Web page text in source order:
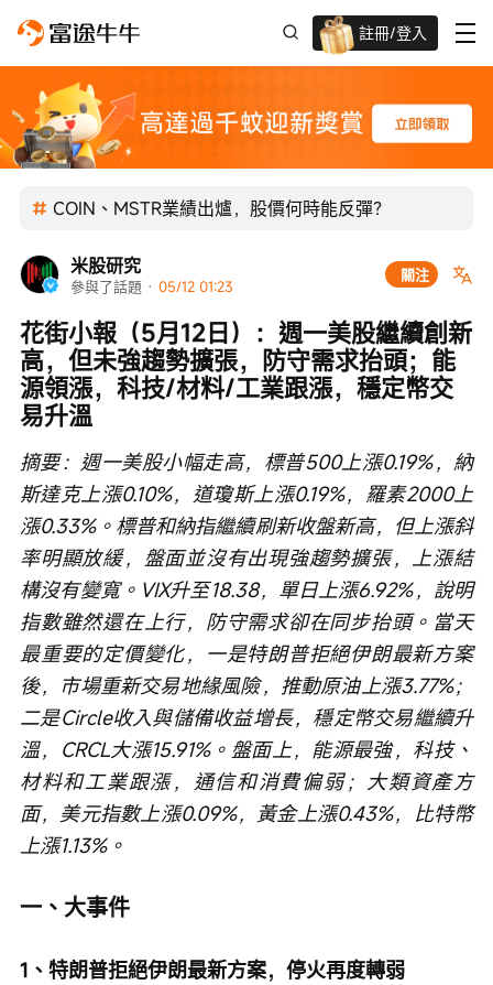
註冊/登入
迎新驚喜賞 股票/BTC等任你揀!
COIN、MSTR業績出爐，股價何時能反彈？
米股研究
參與了話題 · 05/12 01:23
關注
花街小報（5月12日）：週一美股繼續創新
高，但未強趨勢擴張，防守需求抬頭；能
源領漲，科技/材料/工業跟漲，穩定幣交
易升溫
摘要：週一美股小幅走高，標普500上漲0.19%，納
斯達克上漲0.10%，道瓊斯上漲0.19%，羅素2000上
漲0.33%。標普和納指繼續刷新收盤新高，但上漲斜
率明顯放緩，盤面並沒有出現強趨勢擴張，上漲結
構沒有變寬。VIX升至18.38，單日上漲6.92%，說明
指數雖然還在上行，防守需求卻在同步抬頭。當天
最重要的定價變化，一是特朗普拒絕伊朗最新方案
後，市場重新交易地緣風險，推動原油上漲3.77%；
二是Circle收入與儲備收益增長，穩定幣交易繼續升
溫，CRCL大漲15.91%。盤面上，能源最強，科技、
材料和工業跟漲，通信和消費偏弱；大類資產方
面，美元指數上漲0.09%，黃金上漲0.43%，比特幣
上漲1.13%。
一、大事件
1、特朗普拒絕伊朗最新方案，停火再度轉弱